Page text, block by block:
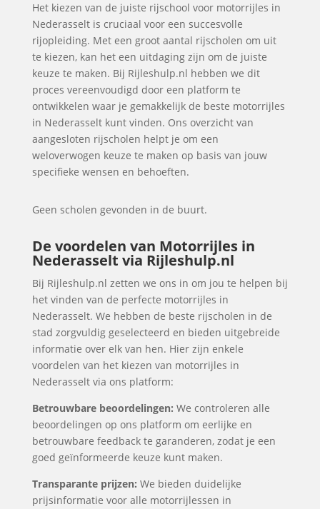
Het kiezen van de juiste rijschool voor motorrijles in
Nederasselt is cruciaal voor een succesvolle
rijopleiding. Met een groot aantal rijscholen om uit
te kiezen, kan het een uitdaging zijn om de juiste
keuze te maken. Bij Rijleshulp.nl hebben we dit
proces vereenvoudigd door een platform te
ontwikkelen waar je gemakkelijk de beste motorrijles
in Nederasselt kunt vinden. Ons overzicht van
aangesloten rijscholen helpt je om een
weloverwogen keuze te maken op basis van jouw
specifieke wensen en behoeften.
Geen scholen gevonden in de buurt.
De voordelen van Motorrijles in
Nederasselt via Rijleshulp.nl
Bij Rijleshulp.nl zetten we ons in om jou te helpen bij
het vinden van de perfecte motorrijles in
Nederasselt. We hebben de beste rijscholen in de
stad zorgvuldig geselecteerd en bieden uitgebreide
informatie over elk van hen. Hier zijn enkele
voordelen van het kiezen van motorrijles in
Nederasselt via ons platform:
Betrouwbare beoordelingen: We controleren alle
beoordelingen op ons platform om eerlijke en
betrouwbare feedback te garanderen, zodat je een
goed geïnformeerde keuze kunt maken.
Transparante prijzen: We bieden duidelijke
prijsinformatie voor alle motorrijlessen in